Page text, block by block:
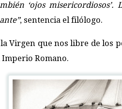
‘ojos
, sentencia el filólogo.
Virgen que nos libre de los
Romano.